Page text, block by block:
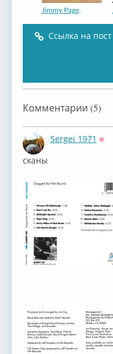
Jimmy Page,
Ссылка на пост
Комментарии (5)
Sergei 1971
сканы